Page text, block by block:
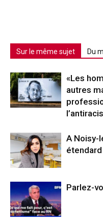
Sur le même sujet Du
«Les
autres
A Noisy-
étendard
Parlez-